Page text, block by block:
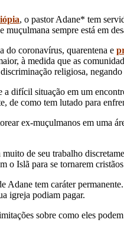
, o pastor Adane* tem
muçulmana sempre está em
do coronavírus, quarentena e
à medida que as
religiosa,
a difícil situação em um
de como tem lutado para
ex-muçulmanos em uma
de seu trabalho
o Islã para se tornarem
Adane tem caráter
igreja podiam pagar.
sobre como eles